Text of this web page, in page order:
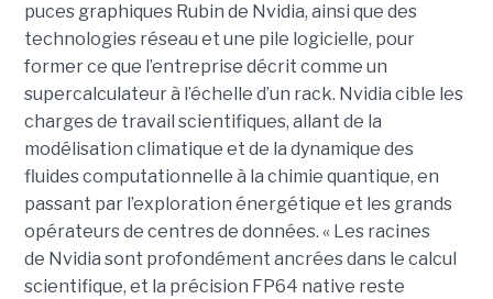
puces graphiques Rubin de Nvidia, ainsi que des
technologies réseau et une pile logicielle, pour
former ce que l’entreprise décrit comme un
supercalculateur à l’échelle d’un rack. Nvidia cible les
charges de travail scientifiques, allant de la
modélisation climatique et de la dynamique des
fluides computationnelle à la chimie quantique, en
passant par l’exploration énergétique et les grands
opérateurs de centres de données. « Les racines
de Nvidia sont profondément ancrées dans le calcul
scientifique, et la précision FP64 native reste